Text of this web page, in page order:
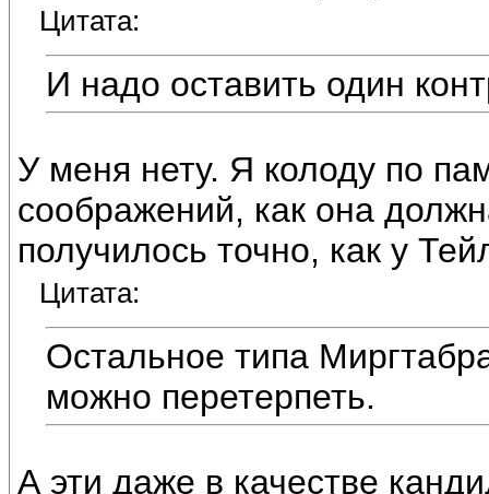
Цитата:
И надо оставить один
У меня нету. Я колоду по
соображений, как она
получилось точно, как у
Цитата:
Остальное типа
можно перетерпеть.
А эти даже в качестве